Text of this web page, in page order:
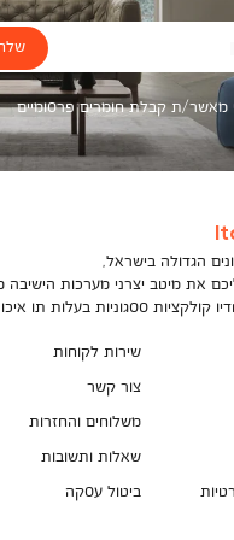
מאשר/ת קבלת חומרים פרסומיים
הגדולה בישראל,
את מיטב יצרני מערכות הישיבה
קולקציות ססגוניות בעלות תו
שירות לקוחות
צור קשר
משלוחים והחזרות
שאלות ותשובות
ביטול עסקה